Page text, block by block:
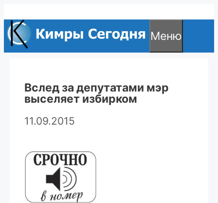
к
содержимому
Меню
Вслед за депутатами мэр
выселяет избирком
11.09.2015